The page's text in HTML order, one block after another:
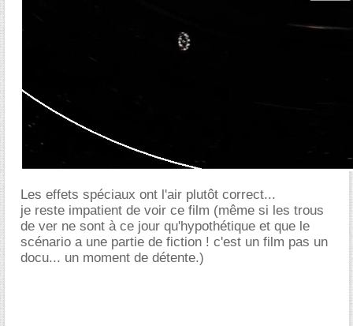
Les effets spéciaux ont l'air plutôt correct...
je reste impatient de voir ce film (même si les trous
de ver ne sont à ce jour qu'hypothétique et que le
scénario a une partie de fiction ! c'est un film pas un
docu... un moment de détente.)